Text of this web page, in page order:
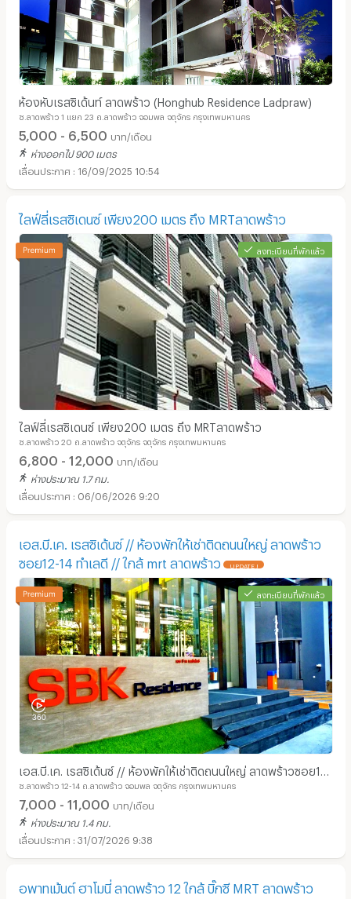
ห้องหับเรสซิเด้นท์ ลาดพร้าว (Honghub Residence Ladpraw)
ซ.ลาดพร้าว 1 แยก 23 ถ.ลาดพร้าว จอมพล จตุจักร กรุงเทพมหานคร
5,000 - 6,500 บาท/เดือน
ห่างออกไป 900 เมตร
16/09/2025 10:54
ไลฟ์ลี่เรสซิเดนซ์ เพียง200 เมตร ถึง MRTลาดพร้าว
ลงทะเบียนที่พักแล้ว
ไลฟ์ลี่เรสซิเดนซ์ เพียง200 เมตร ถึง MRTลาดพร้าว
ซ.ลาดพร้าว 20 ถ.ลาดพร้าว จตุจักร จตุจักร กรุงเทพมหานคร
6,800 - 12,000 บาท/เดือน
ห่างประมาณ 1.7 กม.
06/06/2026 9:20
เอส.บี.เค. เรสซิเด้นซ์ // ห้องพักให้เช่าติดถนนใหญ่ ลาดพร้าว
ซอย12-14 ทำเลดี // ใกล้ mrt ลาดพร้าว
UPDATE !
ลงทะเบียนที่พักแล้ว
เอส.บี.เค. เรสซิเด้นซ์ // ห้องพักให้เช่าติดถนนใหญ่ ลาดพร้าวซอย12-
14 ทำเลดี // ใกล้ mrt ลาดพร้าว
ซ.ลาดพร้าว 12-14 ถ.ลาดพร้าว จอมพล จตุจักร กรุงเทพมหานคร
7,000 - 11,000 บาท/เดือน
ห่างประมาณ 1.4 กม.
31/07/2026 9:38
อพาทเม้นต์ ฮาโมนี่ ลาดพร้าว 12 ใกล้ บิ๊กซี MRT ลาดพร้าว